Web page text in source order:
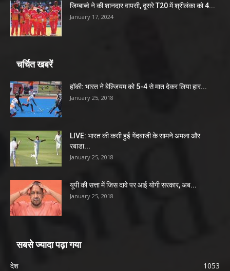
जिम्बाब्वे ने की शानदार वापसी, दूसरे T20 में श्रीलंका को 4...
January 17, 2024
चर्चित खबरें
हॉकी: भारत ने बेल्जियम को 5-4 से मात देकर लिया हार...
January 25, 2018
LIVE: भारत की कसी हुई गेंदबाजी के सामने अमला और
रबाडा...
January 25, 2018
यूपी की सत्ता में जिस दावे पर आई योगी सरकार, अब...
January 25, 2018
सबसे ज्यादा पढ़ा गया
देश
1053